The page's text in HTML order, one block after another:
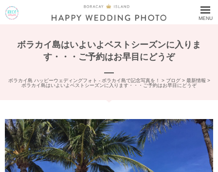
MENU
ボラカイ島はいよいよベストシーズンに入りま
す・・・ご予約はお早目にどうぞ
ボラカイ島 ハッピーウェディングフォト - ボラカイ島で記念写真を！ > ブログ> 最新情報 >
ボラカイ島はいよいよベストシーズンに入ります・・・ご予約はお早目にどうぞ